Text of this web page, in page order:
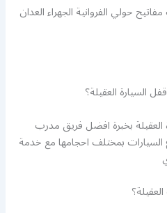
حولي الفروانية الجهراء العدان
العقيلة؟
بخبرة افضل فريق مدرب
السيارات بمختلف احجامها مع خدمة